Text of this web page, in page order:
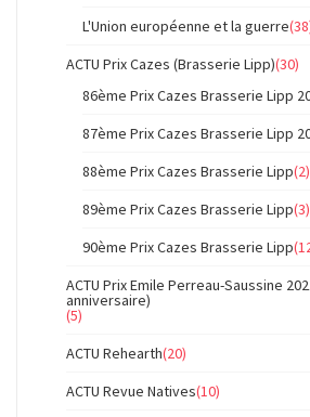
L'Union européenne et la guerre
ACTU Prix Cazes (Brasserie Lipp)(30)
86ème Prix Cazes Brasserie Lipp
87ème Prix Cazes Brasserie Lipp
88ème Prix Cazes Brasserie Lipp(2)
89ème Prix Cazes Brasserie Lipp(3)
90ème Prix Cazes Brasserie Lipp
ACTU Prix Emile Perreau-Saussine
anniversaire)
(5)
ACTU Rehearth(20)
ACTU Revue Natives(10)